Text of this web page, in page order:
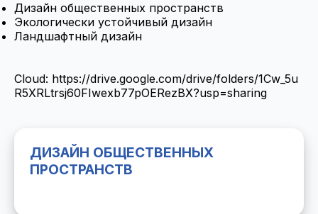
Дизайн общественных пространств
Экологически устойчивый дизайн
Ландшафтный дизайн
Cloud: https://drive.google.com/drive/folders/1Cw_5u
R5XRLtrsj60FIwexb77pOERezBX?usp=sharing
ДИЗАЙН ОБЩЕСТВЕННЫХ
ПРОСТРАНСТВ